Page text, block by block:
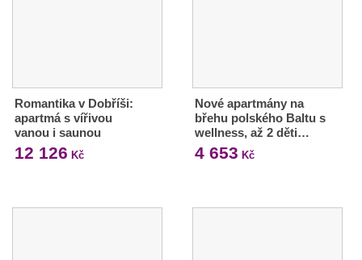
Romantika v Dobříši:
apartmá s vířivou
vanou i saunou
12 126 Kč
Nové apartmány na
břehu polského Baltu s
wellness, až 2 děti…
4 653 Kč